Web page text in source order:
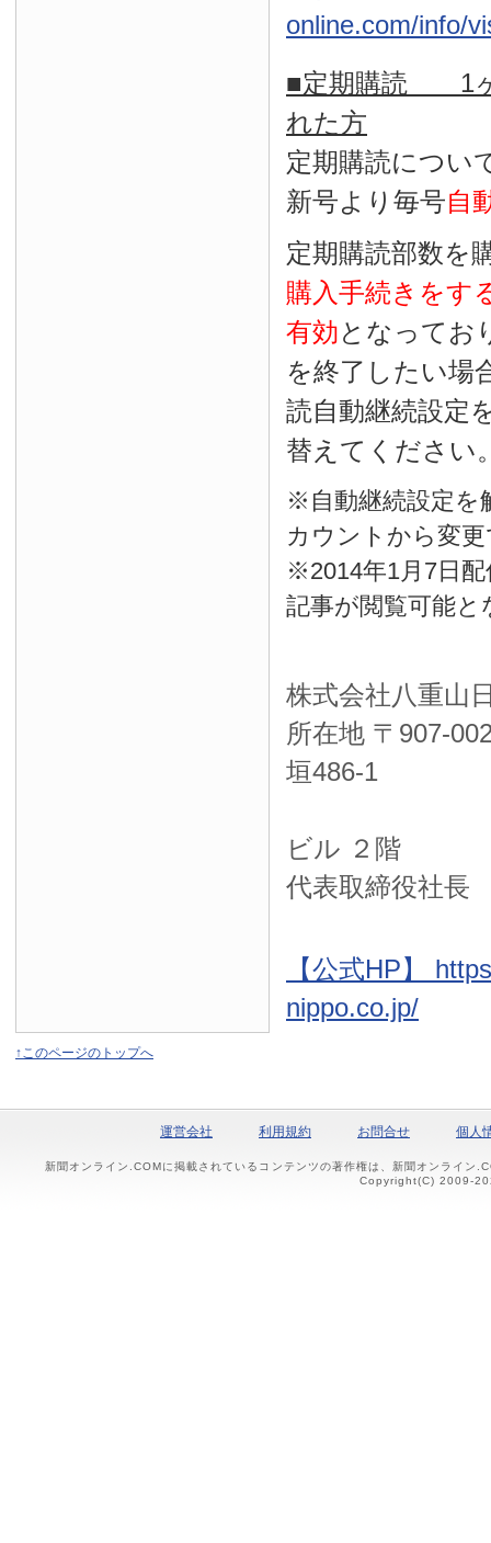
online.com/info/
■定期購読 1ヶ
れた方
定期購読につい
新号より毎号自
定期購読部数を
購入手続きをす
有効となってお
を終了したい場
読自動継続設定
替えてください
※自動継続設定を
カウントから変
※2014年1月7日
記事が閲覧可能
株式会社八重山
所在地 〒 907-
垣486-1
ビル ２階
代表取締役社
【公式HP】
nippo.co.jp/
↑このページのトップへ
運営会社 利用規約 お問合せ 個人
新聞オンライン.COMに掲載されているコンテンツの著作権は、新聞オンライン
Copyright(C) 2009-